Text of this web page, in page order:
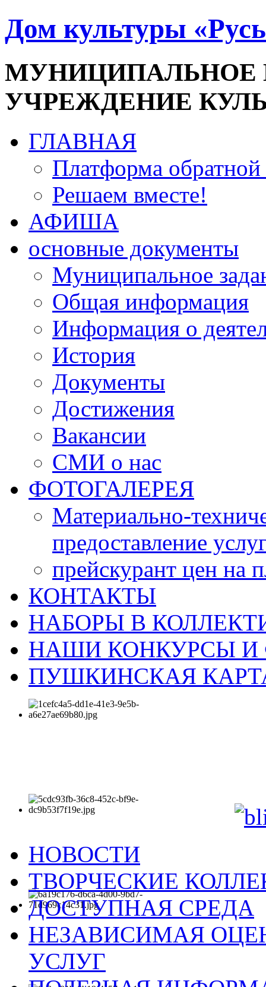
Дом культуры
УЧРЕЖДЕНИЕ
ГЛАВНАЯ
Платформа обратной
Решаем вместе!
АФИША
основные документы
Муниципальное
Общая информация
Информация о
История
Документы
Достижения
Вакансии
СМИ о нас
ФОТОГАЛЕРЕЯ
Материально-
предоставление
прейскурант цен на
КОНТАКТЫ
НАБОРЫ В
НАШИ КОНКУРСЫ И
ПУШКИНСКАЯ
НОВОСТИ
ТВОРЧЕСКИЕ
ДОСТУПНАЯ СРЕДА
НЕЗАВИСИМАЯ
УСЛУГ